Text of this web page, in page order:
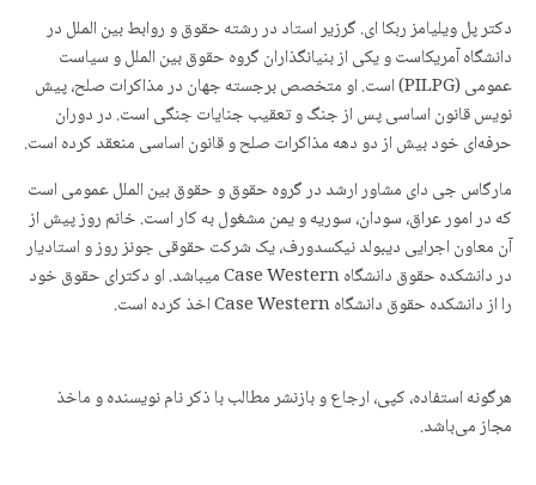
دکتر پل ویلیامز ربکا ای. گرزیر استاد در رشته حقوق و روابط بین الملل در
دانشگاه آمریکاست و یکی از بنیانگذاران گروه حقوق بین الملل و سیاست
عمومی (PILPG) است. او متخصص برجسته جهان در مذاکرات صلح، پیش
نویس قانون اساسی پس از جنگ و تعقیب جنایات جنگی است. در دوران
حرفەای خود بیش از دو دهه مذاکرات صلح و قانون اساسی منعقد کرده است.
مارگاس جی دای مشاور ارشد در گروه حقوق و حقوق بین الملل عمومی است
که در امور عراق، سودان، سوریه و یمن مشغول به کار است. خانم روز پیش از
آن معاون اجرایی دیبولد نیکسدورف، یک شرکت حقوقی جونز روز و استادیار
در دانشکده حقوق دانشگاه Case Western میباشد. او دکترای حقوق خود
را از دانشکده حقوق دانشگاه Case Western اخذ کردە است.
هرگونه استفاده، کپی، ارجاع و بازنشر مطالب با ذکر نام نویسنده و ماخذ
مجاز می‌باشد.